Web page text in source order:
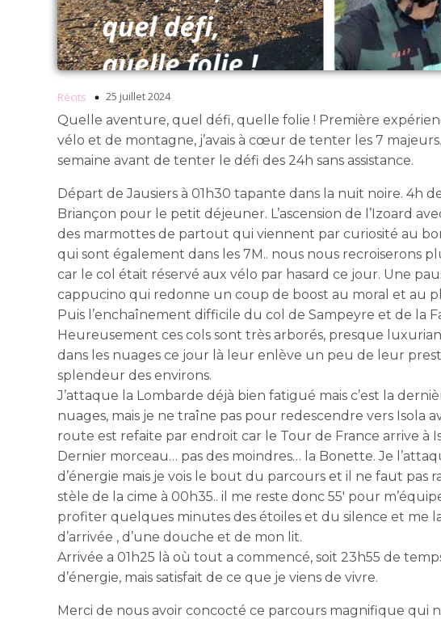
Récits 25 juillet 2024
Quelle aventure, quel défi, quelle folie ! Première
vélo et de montagne, j’avais à cœur de tenter les 7
semaine avant de tenter le défi des 24h sans assistance.
Départ de Jausiers à 01h30 tapante dans la nuit noire. 4h
Briançon pour le petit déjeuner. L’ascension de l’Izoard
des marmottes de partout qui viennent par curiosité au
qui sont également dans les 7M.. nous nous recroiserons
car le col était réservé aux vélo par hasard ce jour. Une
cappucino qui redonne un coup de boost au moral et au
Puis l’enchaînement difficile du col de Sampeyre et de la
Heureusement ces cols sont très arborés, presque
dans les nuages ce jour là leur enlève un peu de leur
splendeur des environs.
J’attaque la Lombarde déjà bien fatigué mais c’est la
nuages, mais je ne traîne pas pour redescendre vers Isola
route est refaite par endroit car le Tour de France arrive à
Dernier morceau… pas des moindres… la Bonette. Je
d’énergie mais je vois le bout du parcours et il ne faut pas
stèle de la cime à 00h35.. il me reste donc 55′ pour
profiter quelques minutes des étoiles et du silence et me
d’arrivée , d’une douche et de mon lit.
Arrivée a 01h25 là où tout a commencé, soit 23h55 de
d’énergie, mais satisfait de ce que je viens de vivre.
Merci de nous avoir concocté ce parcours magnifique qui